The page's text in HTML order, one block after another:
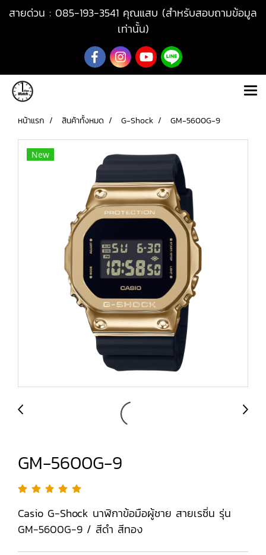
สายด่วน : 085-193-3541 คุณแสบ (สำหรับสอบถามข้อมูล
เท่านั้น)
หน้าแรก สินค้าทั้งหมด G-Shock GM-5600G-9
New
GM-5600G-9
Casio G-Shock นาฬิกาข้อมือผู้ชาย สายเรซิ่น รุ่น
GM-5600G-9 / สีดำ สีทอง